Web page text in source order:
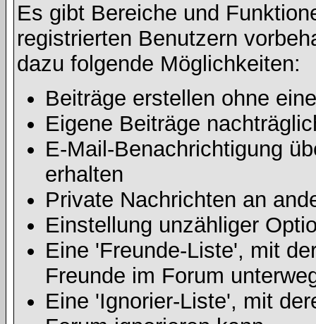
Es gibt Bereiche und
registrierten Benutzern
dazu folgende Möglichkeiten:
Beiträge erstellen ohne
Eigene Beiträge
E-Mail-Benachrichtigung
erhalten
Private Nachrichten an
Einstellung unzähliger
Eine 'Freunde-Liste', mit
Freunde im Forum
Eine 'Ignorier-Liste', mit